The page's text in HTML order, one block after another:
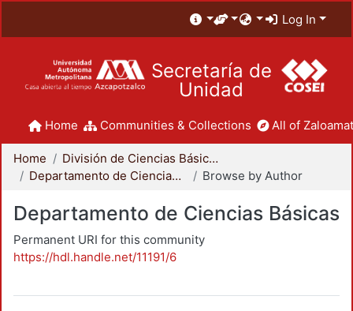
Log In
Secretaría de
Unidad
Home Communities & Collections All of
Home
División de Ciencias Básicas e Ingeniería
Departamento de Ciencias Básicas
Browse by Author
Departamento de Ciencias Básicas
Permanent URI for this community
https://hdl.handle.net/11191/6